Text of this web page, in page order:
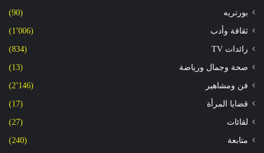
بورتريه (90)
ثقافة وأدب (1٬006)
رائدات TV (834)
صحة وجمال ورياضة (13)
فن ومشاهير (2٬146)
قضايا المرأة (17)
لقائات (27)
متابعة (240)